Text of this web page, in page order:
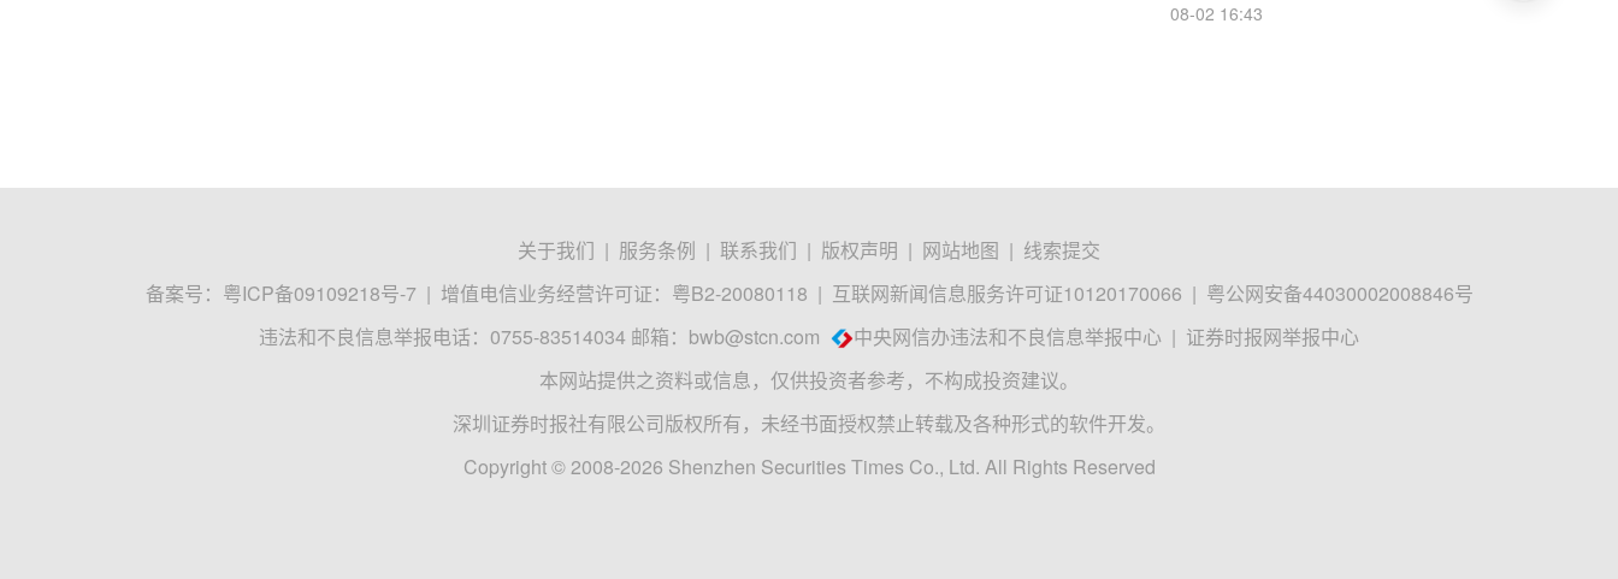
08-02 16:43
关于我们 | 服务条例 | 联系我们 | 版权声明 | 网站地图 | 线索提交
备案号： 粤ICP备09109218号-7 | 增值电信业务经营许可证：粤B2-20080118 | 互联网新闻信息服务许可证10120170066 | 粤公网安备44030002008846号
违法和不良信息举报电话：0755-83514034 邮箱： bwb@stcn.com 中央网信办违法和不良信息举报中心 | 证券时报网举报中心
本网站提供之资料或信息，仅供投资者参考，不构成投资建议。
深圳证券时报社有限公司版权所有，未经书面授权禁止转载及各种形式的软件开发。
Copyright © 2008-2026 Shenzhen Securities Times Co., Ltd. All Rights Reserved